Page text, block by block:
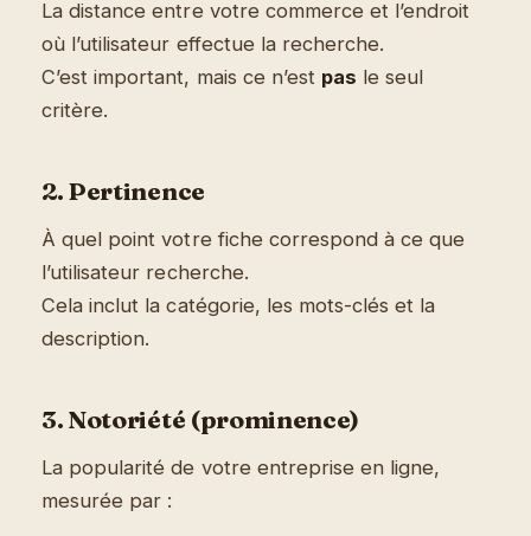
La distance entre votre commerce et l’endroit
où l’utilisateur effectue la recherche.
C’est important, mais ce n’est pas le seul
critère.
2. Pertinence
À quel point votre fiche correspond à ce que
l’utilisateur recherche.
Cela inclut la catégorie, les mots-clés et la
description.
3. Notoriété (prominence)
La popularité de votre entreprise en ligne,
mesurée par :